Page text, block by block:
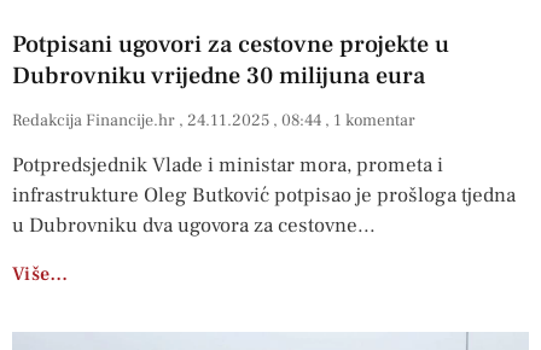
Potpisani ugovori za cestovne projekte u
Dubrovniku vrijedne 30 milijuna eura
Redakcija Financije.hr 24.11.2025 08:44 1 komentar
Potpredsjednik Vlade i ministar mora, prometa i
infrastrukture Oleg Butković potpisao je prošloga tjedna
u Dubrovniku dva ugovora za cestovne
Više…